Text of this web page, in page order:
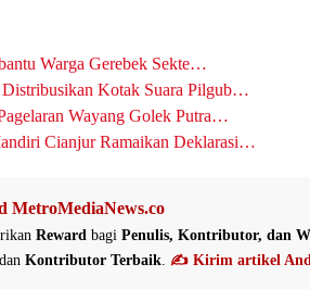
Warga Gerebek Sekte…
Kotak Suara Pilgub…
Wayang Golek Putra…
Cianjur Ramaikan Deklarasi…
MetroMediaNews.co
Reward bagi Penulis, Kontributor, dan
Kontributor Terbaik. ✍️ Kirim artikel